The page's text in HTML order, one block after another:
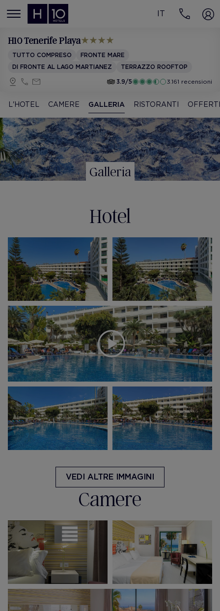
MENÚ
IT
H10 Tenerife Playa
TUTTO COMPRESO
FRONTE MARE
DI FRONTE AL LAGO MARTIANEZ
TERRAZZO ROOFTOP
3.9/5
3.161 recensioni
L'HOTEL CAMERE GALLERIA RISTORANTI
Galleria
Hotel
VEDI ALTRE IMMAGINI
Camere